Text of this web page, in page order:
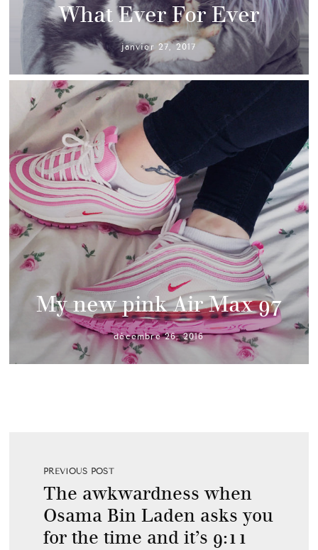
What Ever For Ever
janvier 27, 2017
My new pink Air Max 97
décembre 26, 2016
PREVIOUS POST
The awkwardness when
Osama Bin Laden asks you
for the time and it’s 9:11